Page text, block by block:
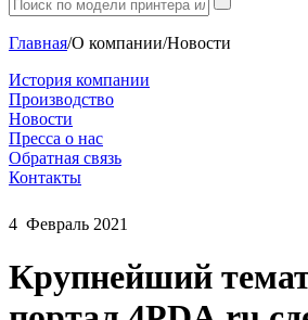
Главная/О компании/Новости
История компании
Производство
Новости
Пресса о нас
Обратная связь
Контакты
4 Февраль 2021
Крупнейший